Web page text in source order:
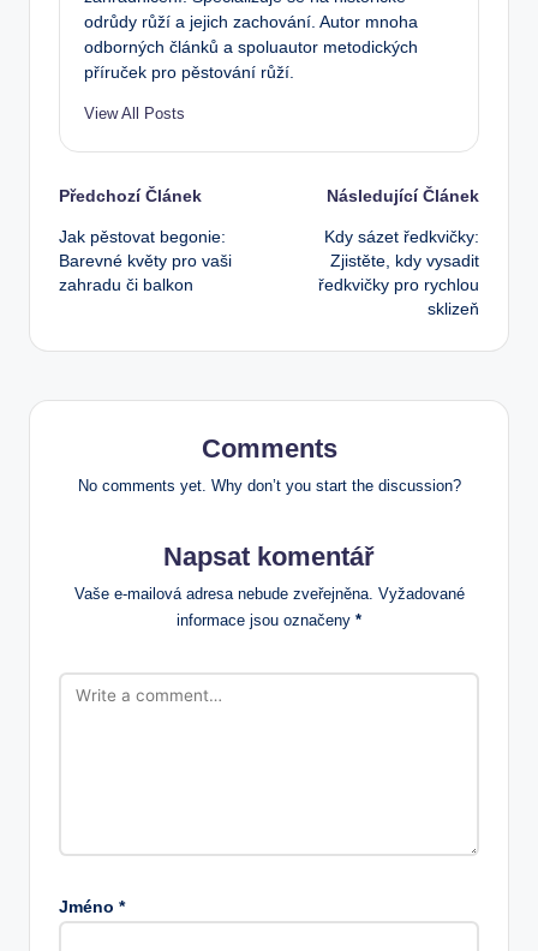
odrůdy růží a jejich zachování. Autor mnoha
odborných článků a spoluautor metodických
příruček pro pěstování růží.
View All Posts
Post
navigation
Předchozí Článek
Jak pěstovat begonie:
Barevné květy pro vaši
zahradu či balkon
Následující Článek
Kdy sázet ředkvičky:
Zjistěte, kdy vysadit
ředkvičky pro rychlou
sklizeň
Comments
No comments yet. Why don’t you start the discussion?
Napsat komentář
Vaše e-mailová adresa nebude zveřejněna. Vyžadované
informace jsou označeny *
Jméno *